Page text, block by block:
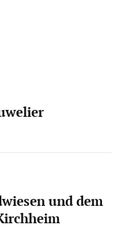
und dem